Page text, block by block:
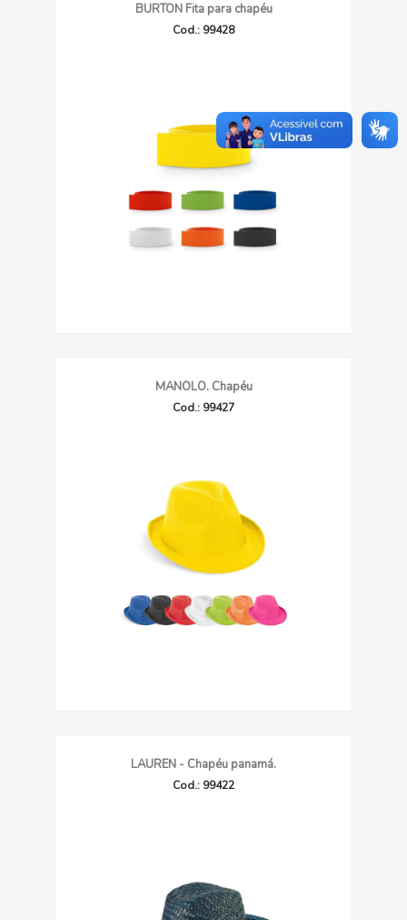
BURTON Fita para chapéu
Cod.: 99428
MANOLO. Chapéu
Cod.: 99427
LAUREN - Chapéu panamá.
Cod.: 99422